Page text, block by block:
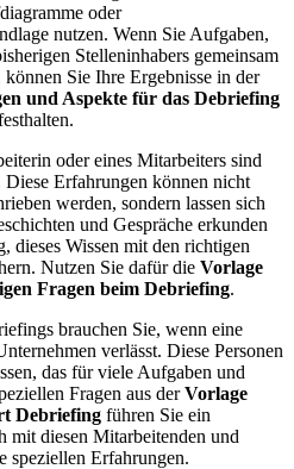
oder
nutzen. Wenn Sie Aufgaben,
Stelleninhabers gemeinsam
Sie Ihre Ergebnisse in der
und Aspekte für das Debriefing
oder eines Mitarbeiters sind
Diese Erfahrungen können nicht
werden, sondern lassen sich
und Gespräche erkunden
dieses Wissen mit den richtigen
Nutzen Sie dafür die Vorlage
Fragen beim Debriefing.
brauchen Sie, wenn eine
verlässt. Diese Personen
das für viele Aufgaben und
Fragen aus derVorlage
Debriefing führen Sie ein
mit diesen Mitarbeitenden und
speziellen Erfahrungen.